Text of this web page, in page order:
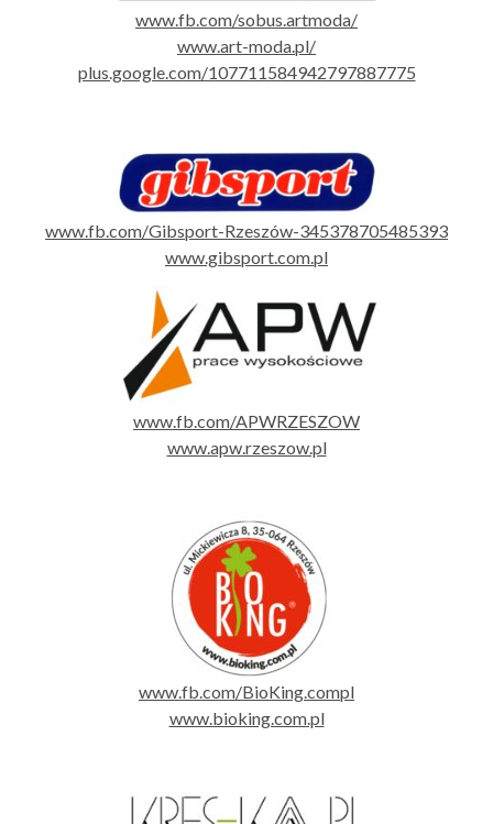
www.fb.com/sobus.artmoda/
www.art-moda.pl/
plus.google.com/107711584942797887775
www.fb.com/Gibsport-Rzeszów-345378705485393
www.gibsport.com.pl
www.fb.com/APWRZESZOW
www.apw.rzeszow.pl
www.fb.com/BioKing.compl
www.bioking.com.pl